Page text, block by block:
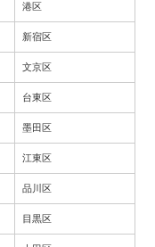
港区
新宿区
文京区
台東区
墨田区
江東区
品川区
目黒区